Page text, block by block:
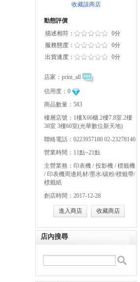
收藏該商店
動態評價
描述相符：
0分
服務態度：
0分
出貨速度：
0分
店家： print_all
信用度： 0
商品數量：583
樓層店號：1樓X06櫃.2樓7.8室.2樓
38室 3樓60室(光華數位新天地)
聯絡電話：0223957180 02-23278146
營業時間：11點~21點
主營業務：印表機 / 投影機 / 標籤機
/ 印表機周邊耗材/墨水/碳粉/標籤帶/
標籤紙
創店時間：2017-12-28
進入商店 收藏商店
店內搜尋